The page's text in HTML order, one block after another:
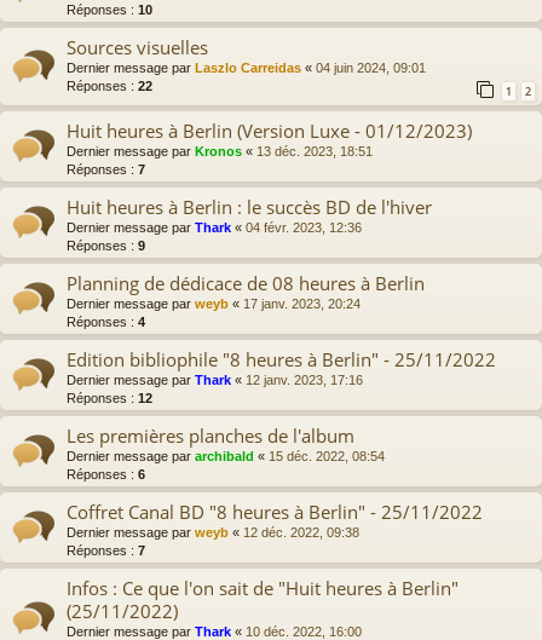
Réponses : 10
Sources visuelles
Dernier message par Laszlo Carreidas « 04 juin 2024, 09:01
Réponses : 22 1 2
Huit heures à Berlin (Version Luxe - 01/12/2023)
Dernier message par Kronos « 13 déc. 2023, 18:51
Réponses : 7
Huit heures à Berlin : le succès BD de l'hiver
Dernier message par Thark « 04 févr. 2023, 12:36
Réponses : 9
Planning de dédicace de 08 heures à Berlin
Dernier message par weyb « 17 janv. 2023, 20:24
Réponses : 4
Edition bibliophile "8 heures à Berlin" - 25/11/2022
Dernier message par Thark « 12 janv. 2023, 17:16
Réponses : 12
Les premières planches de l'album
Dernier message par archibald « 15 déc. 2022, 08:54
Réponses : 6
Coffret Canal BD "8 heures à Berlin" - 25/11/2022
Dernier message par weyb « 12 déc. 2022, 09:38
Réponses : 7
Infos : Ce que l'on sait de "Huit heures à Berlin"
(25/11/2022)
Dernier message par Thark « 10 déc. 2022, 16:00